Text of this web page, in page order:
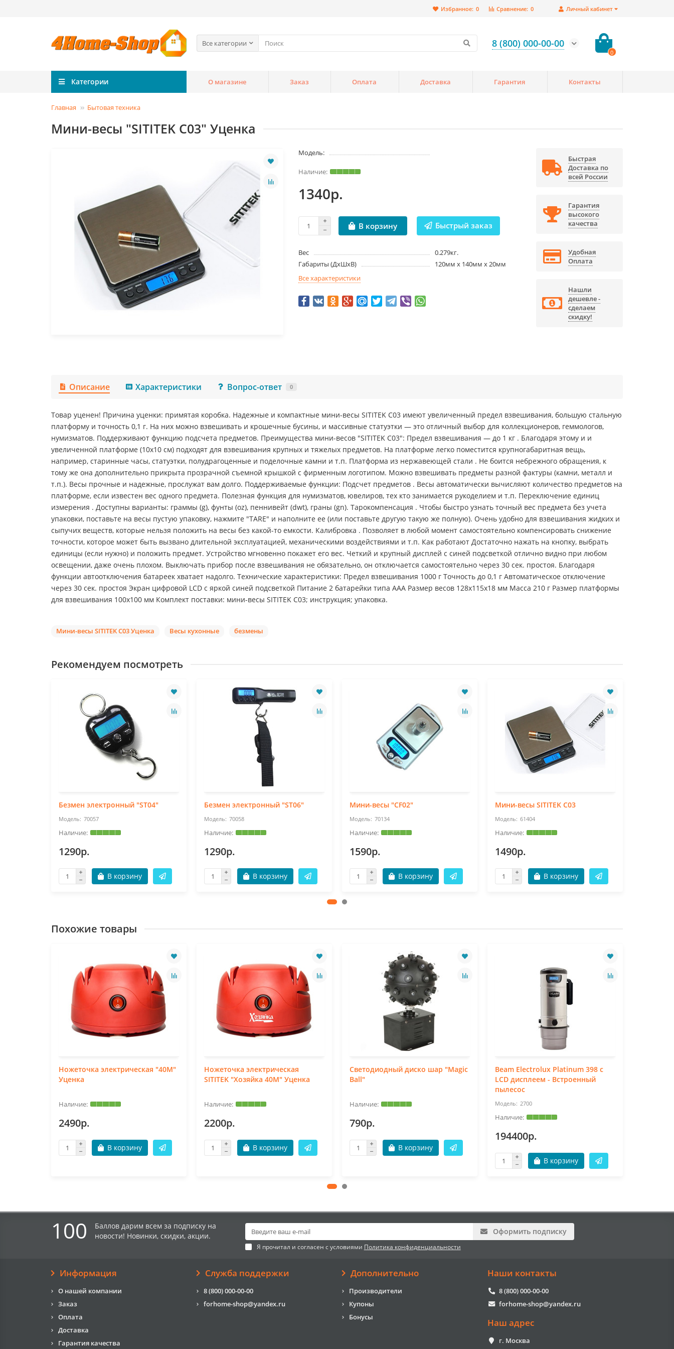
Личный кабинет
Сравнение: 0
Избранное: 0
Все категории 8 (800) 000-00-00
0
Категории О магазине Заказ Оплата Доставка Гарантия Контакты
Главная Бытовая техника
Мини-весы "SITITEK C03" Уценка
Модель:
1340р.
В корзину Быстрый заказ
Вес
0.279кг.
Габариты (ДxШxВ)
120мм x 140мм x 20мм
Все характеристики
Быстрая
Доставка по
всей России
Гарантия
высокого
качества
Удобная
Оплата
Нашли
дешевле -
сделаем
скидку!
Описание Характеристики Вопрос-ответ 0
Товар уценен! Причина уценки: примятая коробка. Надежные и компактные мини-весы SITITEK C03 имеют увеличенный предел взвешивания, большую стальную
платформу и точность 0,1 г. На них можно взвешивать и крошечные бусины, и массивные статуэтки — это отличный выбор для коллекционеров, геммологов,
нумизматов. Поддерживают функцию подсчета предметов. Преимущества мини-весов "SITITEK C03": Предел взвешивания — до 1 кг . Благодаря этому и и
увеличенной платформе (10х10 см) подходят для взвешивания крупных и тяжелых предметов. На платформе легко поместится крупногабаритная вещь,
например, старинные часы, статуэтки, полудрагоценные и поделочные камни и т.п. Платформа из нержавеющей стали . Не боится небрежного обращения, к
тому же она дополнительно прикрыта прозрачной съемной крышкой с фирменным логотипом. Можно взвешивать предметы разной фактуры (камни, металл и
т.п.). Весы прочные и надежные, прослужат вам долго. Поддерживаемые функции: Подсчет предметов . Весы автоматически вычисляют количество предметов на
платформе, если известен вес одного предмета. Полезная функция для нумизматов, ювелиров, тех кто занимается рукоделием и т.п. Переключение единиц
измерения . Доступны варианты: граммы (g), фунты (oz), пеннивейт (dwt), граны (gn). Тарокомпенсация . Чтобы быстро узнать точный вес предмета без учета
упаковки, поставьте на весы пустую упаковку, нажмите "TARE" и наполните ее (или поставьте другую такую же полную). Очень удобно для взвешивания жидких и
сыпучих веществ, которые нельзя положить на весы без какой-то емкости. Калибровка . Позволяет в любой момент самостоятельно компенсировать снижение
точности, которое может быть вызвано длительной эксплуатацией, механическими воздействиями и т.п. Как работают Достаточно нажать на кнопку, выбрать
единицы (если нужно) и положить предмет. Устройство мгновенно покажет его вес. Четкий и крупный дисплей с синей подсветкой отлично видно при любом
освещении, даже очень плохом. Выключать прибор после взвешивания не обязательно, он отключается самостоятельно через 30 сек. простоя. Благодаря
функции автоотключения батареек хватает надолго. Технические характеристики: Предел взвешивания 1000 г Точность до 0,1 г Автоматическое отключение
через 30 сек. простоя Экран цифровой LCD с яркой синей подсветкой Питание 2 батарейки типа ААА Размер весов 128х115х18 мм Масса 210 г Размер платформы
для взвешивания 100х100 мм Комплект поставки: мини-весы SITITEK C03; инструкция; упаковка.
Мини-весы SITITEK C03 Уценка Весы кухонные безмены
Рекомендуем посмотреть
Безмен электронный "ST04"
70057
1290р.
В корзину
Безмен электронный "ST06"
70058
1290р.
В корзину
Мини-весы "CF02"
70134
1590р.
В корзину
Мини-весы SITITEK C03
61404
1490р.
В корзину
Похожие товары
Ножеточка электрическая "40М"
Уценка
2490р.
В корзину
Ножеточка электрическая
SITITEK "Хозяйка 40М" Уценка
2200р.
В корзину
Светодиодный диско шар "Magic
Ball"
790р.
В корзину
Beam Electrolux Platinum 398 с
LCD дисплеем - Встроенный
пылесос
2700
194400р.
В корзину
100
Баллов дарим всем за подписку на
новости! Новинки, скидки, акции.
Оформить подписку
Я прочитал и согласен с условиями Политика конфиденциальности
Информация
О нашей компании
Заказ
Оплата
Доставка
Гарантия качества
Служба поддержки
8 (800) 000-00-00
forhome-shop@yandex.ru
Дополнительно
Производители
Купоны
Бонусы
Наши контакты
8 (800) 000-00-00
forhome-shop@yandex.ru
Наш адрес
г. Москва